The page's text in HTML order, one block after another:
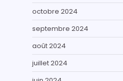
octobre 2024
septembre 2024
août 2024
juillet 2024